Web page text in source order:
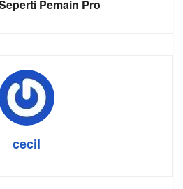
Pemain Pro
cecil